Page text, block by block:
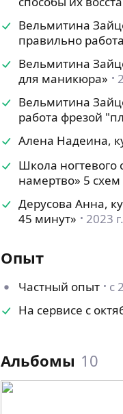
Вельмитина
правильно
Вельмитина
для маникюра»
Вельмитина
работа фрезой
Алена Надеина,
Школа
намертво» 5
Дерусова Анна,
45 минут»
2023 г.
Опыт
Частный опыт
с
На сервисе с
Альбомы 10